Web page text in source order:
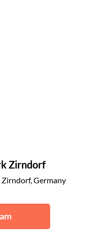
Zirndorf
Germany